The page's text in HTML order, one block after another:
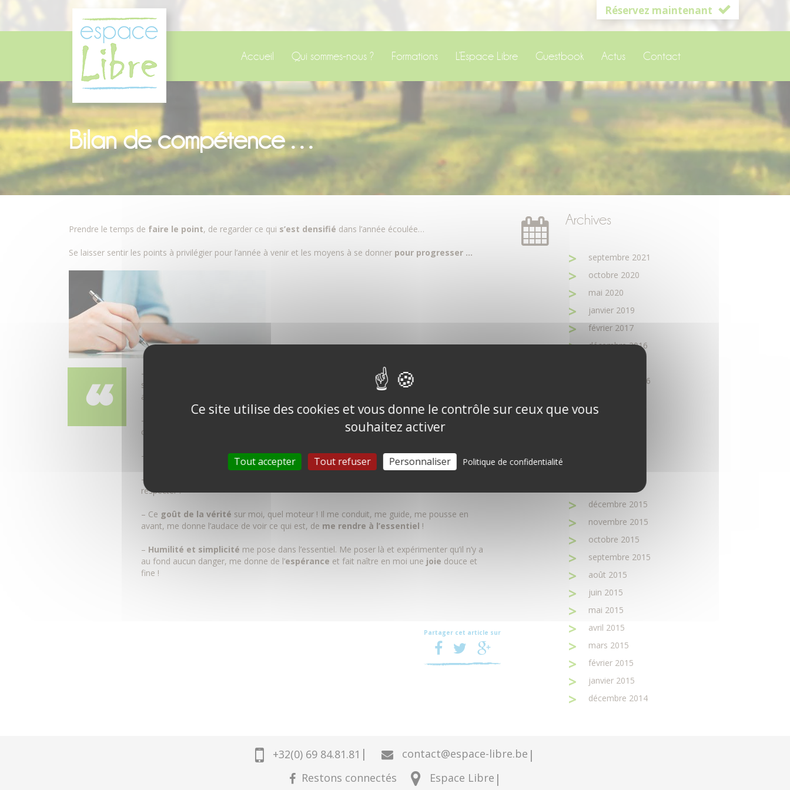
Réservez maintenant
Accueil Qui sommes-nous ? Formations L’Espace Libre Guestbook Actus Contact
Bilan de compétence …
Prendre le temps de faire le point, de regarder ce qui s’est densifié dans l’année écoulée…
Se laisser sentir les points à privilégier pour l’année à venir et les moyens à se donner pour progresser …
– Me mettre à l’écoute de ce que je vis,
et déposer ma sensation, mon vécu,
sans vouloir les refouler ou les maîtriser … C’est le plus efficace, cela me remet dans mon
axe. Je sens alors que je prends ma vie en main !
– Le
, il ne me met pas en danger ! Il me rend plus présent, plus disponible à
ce qui est !
– La , une manière ajustée d’être présent!
–
respecter !
– Ce goût de la vérité sur moi, quel moteur ! Il me conduit, me guide, me pousse en
avant, me donne l’audace de voir ce qui est, de me rendre à l’essentiel !
– Humilité et simplicité me pose dans l’essentiel. Me poser là et expérimenter qu’il n’y a
au fond aucun danger, me donne de l’espérance et fait naître en moi une joie douce et
fine !
Partager cet article sur
Archives
septembre 2021
octobre 2020
mai 2020
janvier 2019
février 2017
décembre 2016
septembre 2016
juin 2016
décembre 2015
novembre 2015
octobre 2015
septembre 2015
août 2015
juin 2015
mai 2015
avril 2015
mars 2015
février 2015
janvier 2015
décembre 2014
+32(0) 69 84.81.81 | contact@espace-libre.be |
Restons connectés Espace Libre |
Ce site utilise des cookies et vous donne le contrôle sur ceux que vous
souhaitez activer
Tout accepter Tout refuser Personnaliser Politique de confidentialité